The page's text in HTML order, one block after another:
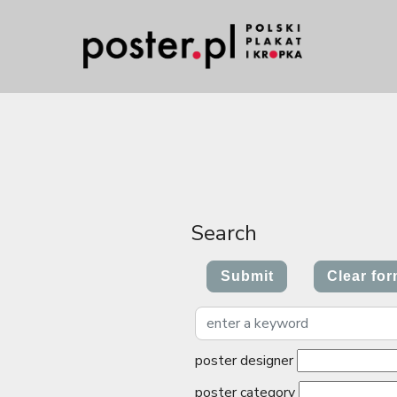
Search
poster designer
poster category